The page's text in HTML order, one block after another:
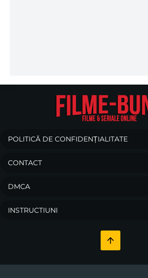
POLITICĂ DE CONFIDENȚIALITATE
CONTACT
DMCA
INSTRUCTIUNI